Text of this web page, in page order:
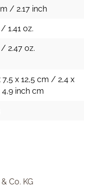
/ 2.17 inch
1.41 oz.
2.47 oz.
7,5 x 12,5 cm / 2,4 x
4,9 inch cm
Co. KG